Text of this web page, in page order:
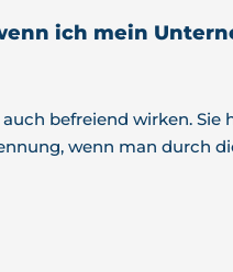
ich mein
befreiend wirken.
wenn man durch